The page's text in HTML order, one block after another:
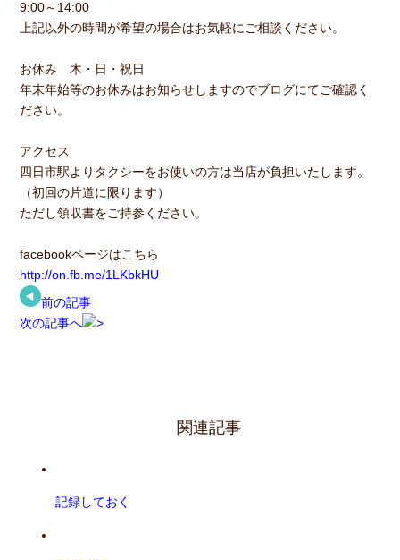
9:00～14:00
上記以外の時間が希望の場合はお気軽にご相談ください。
お休み 木・日・祝日
年末年始等のお休みはお知らせしますのでブログにてご確認く
ださい。
アクセス
四日市駅よりタクシーをお使いの方は当店が負担いたします。
（初回の片道に限ります）
ただし領収書をご持参ください。
facebookページはこちら
http://on.fb.me/1LKbkHU
前の記事
次の記事へ
関連記事
記録しておく